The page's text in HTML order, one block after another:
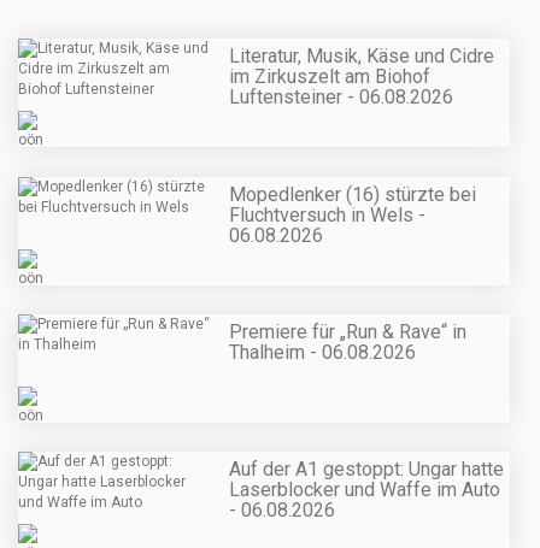
Literatur, Musik, Käse und Cidre
im Zirkuszelt am Biohof
Luftensteiner - 06.08.2026
Mopedlenker (16) stürzte bei
Fluchtversuch in Wels -
06.08.2026
Premiere für „Run & Rave“ in
Thalheim - 06.08.2026
Auf der A1 gestoppt: Ungar hatte
Laserblocker und Waffe im Auto
- 06.08.2026